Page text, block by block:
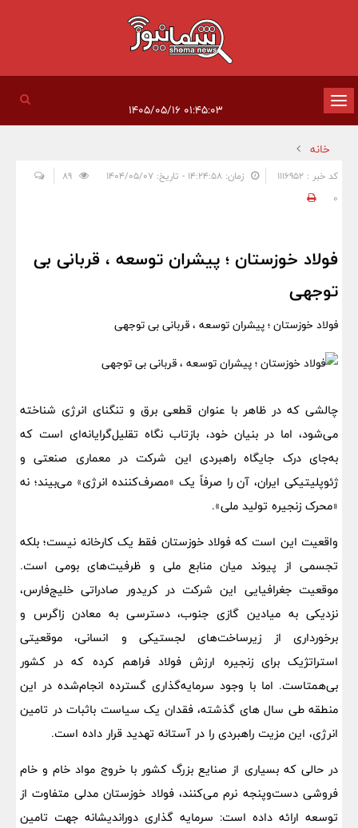
تغییر
وضعیت
ناوبری
خانه
کد خبر : 1116952 زمان: ۱۴:۲۴:۵۸ - تاریخ: ۱۴۰۴/۰۵/۰۷
0
فولاد خوزستان ؛ پیشران توسعه ، قربانی بی‌
توجهی
فولاد خوزستان ؛ پیشران توسعه ، قربانی بی‌ توجهی
چالشی که در ظاهر با عنوان قطعی برق و تنگنای انرژی شناخته
می‌شود، اما در بنیان خود، بازتاب نگاه تقلیل‌گرایانه‌ای است که
به‌جای درک جایگاه راهبردی این شرکت در معماری صنعتی و
ژئوپلیتیکی ایران، آن را صرفاً یک «مصرف‌کننده انرژی» می‌بیند؛ نه
«محرک زنجیره تولید ملی».
واقعیت این است که فولاد خوزستان فقط یک کارخانه نیست؛ بلکه
تجسمی از پیوند میان منابع ملی و ظرفیت‌های بومی است.
موقعیت جغرافیایی این شرکت در کریدور صادراتی خلیج‌فارس،
نزدیکی به میادین گازی جنوب، دسترسی به معادن زاگرس و
برخورداری از زیرساخت‌های لجستیکی و انسانی، موقعیتی
استراتژیک برای زنجیره ارزش فولاد فراهم کرده که در کشور
بی‌همتاست. اما با وجود سرمایه‌گذاری گسترده انجام‌شده در این
منطقه طی سال‌ های گذشته، فقدان یک سیاست باثبات در تامین
انرژی، این مزیت راهبردی را در آستانه تهدید قرار داده است.
در حالی که بسیاری از صنایع بزرگ کشور با خروج مواد خام و خام‌
فروشی دست‌وپنجه نرم می‌کنند، فولاد خوزستان مدلی متفاوت از
توسعه ارائه داده است: سرمایه گذاری دوراندیشانه جهت تامین